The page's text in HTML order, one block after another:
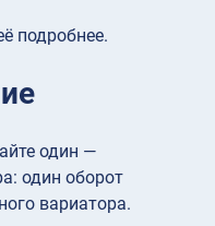
подробнее.
один —
один оборот
вариатора.